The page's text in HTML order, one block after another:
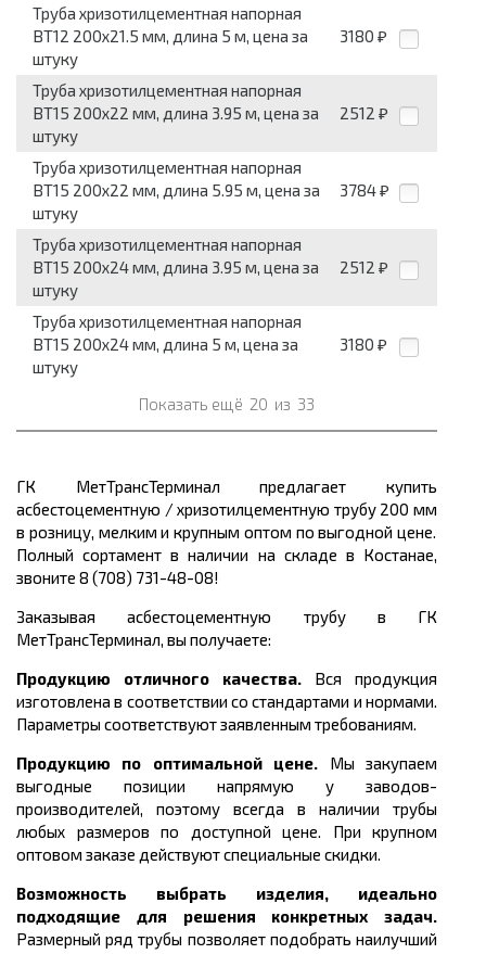
Труба хризотилцементная напорная
ВТ12 200x21.5 мм, длина 5 м, цена за
штуку
3180 ₽
Труба хризотилцементная напорная
ВТ15 200x22 мм, длина 3.95 м, цена за
штуку
2512 ₽
Труба хризотилцементная напорная
ВТ15 200x22 мм, длина 5.95 м, цена за
штуку
3784 ₽
Труба хризотилцементная напорная
ВТ15 200x24 мм, длина 3.95 м, цена за
штуку
2512 ₽
Труба хризотилцементная напорная
ВТ15 200x24 мм, длина 5 м, цена за
штуку
3180 ₽
Показать ещё 20 из 33
ГК МетТрансТерминал предлагает купить
асбестоцементную / хризотилцементную трубу 200 мм
в розницу, мелким и крупным оптом по выгодной цене.
Полный сортамент в наличии на складе в Костанае,
звоните 8 (708) 731-48-08!
Заказывая асбестоцементную трубу в ГК
МетТрансТерминал, вы получаете:
Продукцию отличного качества. Вся продукция
изготовлена в соответствии со стандартами и нормами.
Параметры соответствуют заявленным требованиям.
Продукцию по оптимальной цене. Мы закупаем
выгодные позиции напрямую у заводов-
производителей, поэтому всегда в наличии трубы
любых размеров по доступной цене. При крупном
оптовом заказе действуют специальные скидки.
Возможность выбрать изделия, идеально
подходящие для решения конкретных задач.
Размерный ряд трубы позволяет подобрать наилучший